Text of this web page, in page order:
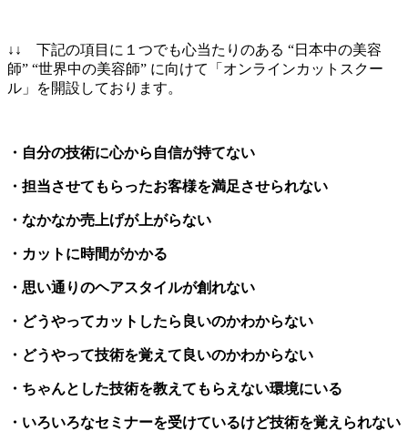
↓↓ 下記の項目に１つでも心当たりのある “日本中の美容
師” “世界中の美容師” に向けて「オンラインカットスクー
ル」を開設しております。
・自分の技術に心から自信が持てない
・担当させてもらったお客様を満足させられない
・なかなか売上げが上がらない
・カットに時間がかかる
・思い通りのヘアスタイルが創れない
・どうやってカットしたら良いのかわからない
・どうやって技術を覚えて良いのかわからない
・ちゃんとした技術を教えてもらえない環境にいる
・いろいろなセミナーを受けているけど技術を覚えられない